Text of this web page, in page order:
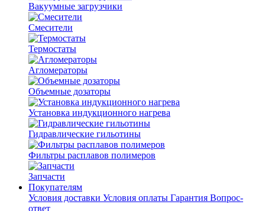
Вакуумные загрузчики
Смесители
Термостаты
Агломераторы
Объемные дозаторы
Установка индукционного нагрева
Гидравлические гильотины
Фильтры расплавов полимеров
Запчасти
Покупателям
Условия доставки Условия оплаты Гарантия Вопрос-
ответ